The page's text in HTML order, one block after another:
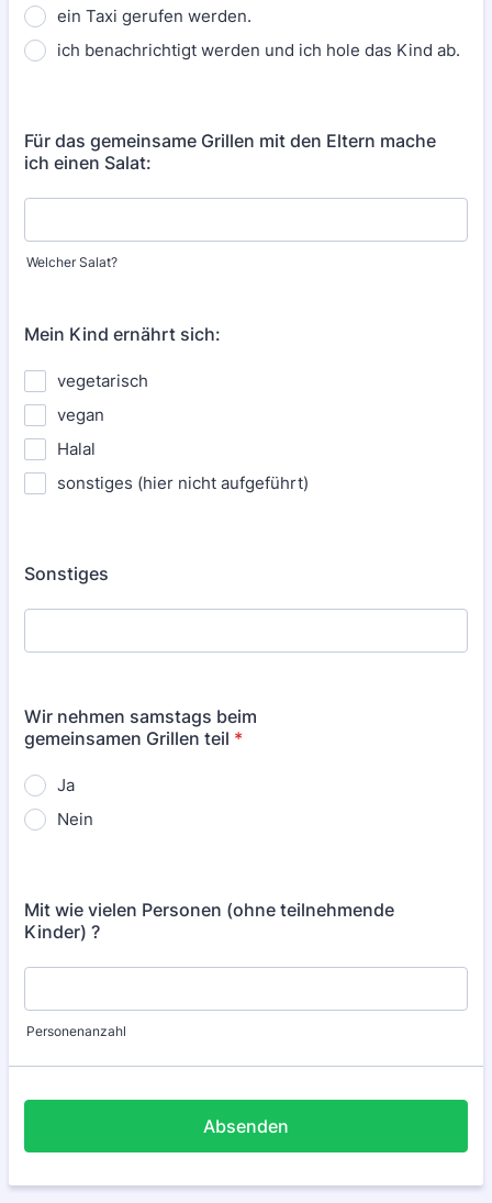
ein Taxi gerufen werden.
ich benachrichtigt werden und ich hole das Kind ab.
Für das gemeinsame Grillen mit den Eltern mache
ich einen Salat:
Welcher Salat?
Mein Kind ernährt sich:
vegetarisch
vegan
Halal
sonstiges (hier nicht aufgeführt)
Sonstiges
Wir nehmen samstags beim
gemeinsamen Grillen teil *
Ja
Nein
Mit wie vielen Personen (ohne teilnehmende
Kinder) ?
Personenanzahl
Absenden